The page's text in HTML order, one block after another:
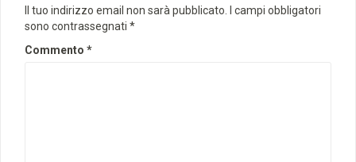
Il tuo indirizzo email non sarà pubblicato.
I campi obbligatori
sono contrassegnati *
Commento *